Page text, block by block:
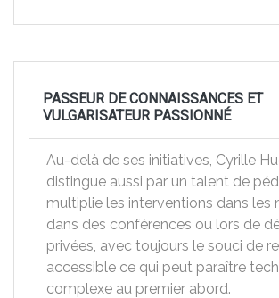
PASSEUR DE CONNAISSANCES ET
VULGARISATEUR PASSIONNÉ
Au-delà de ses initiatives, Cyrille
distingue aussi par un talent de
multiplie les interventions dans les
dans des conférences ou lors de
privées, avec toujours le souci de
accessible ce qui peut paraître
complexe au premier abord.